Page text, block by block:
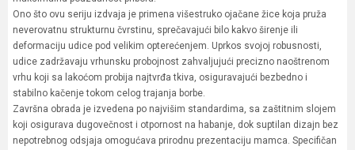
Ono što ovu seriju izdvaja je primena višestruko ojačane žice koja pruža
neverovatnu strukturnu čvrstinu, sprečavajući bilo kakvo širenje ili
deformaciju udice pod velikim opterećenjem. Uprkos svojoj robusnosti,
udice zadržavaju vrhunsku probojnost zahvaljujući precizno naoštrenom
vrhu koji sa lakoćom probija najtvrđa tkiva, osiguravajući bezbedno i
stabilno kačenje tokom celog trajanja borbe.
Završna obrada je izvedena po najvišim standardima, sa zaštitnim slojem
koji osigurava dugovečnost i otpornost na habanje, dok suptilan dizajn bez
nepotrebnog odsjaja omogućava prirodnu prezentaciju mamca. Specifičan